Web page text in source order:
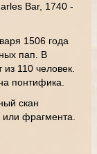
Bar, 1740 -
1506 года
пап. В
110 человек.
понтифика.
скан
фрагмента.